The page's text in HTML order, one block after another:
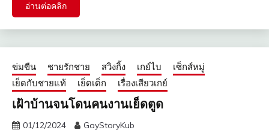
อ่านต่อคลิก
ข่มขืน ชายรักชาย สวิงกิ้ง เกย์ไบ
เซ็กส์หมู่
เย็ดกับชายแท้
เย็ดเด็ก เรื่องเสียวเกย์
เฝ้าบ้านจนโดนคนงานเย็ดตูด
01/12/2024 GayStoryKub